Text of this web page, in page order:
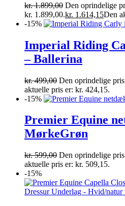
kr.1.899,00 Den oprindelige
kr. 1.899,00.kr. 1.614,15Den
-15%
Imperial Riding
– Ballerina
kr.499,00 Den oprindelige
aktuelle pris er: kr. 424,15.
-15%
Premier Equine
MørkeGrøn
kr.599,00 Den oprindelige
aktuelle pris er: kr. 509,15.
-15%